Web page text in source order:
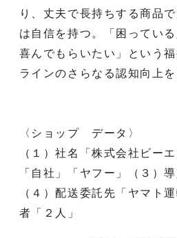
り、丈夫で長持ちする商品
は自信を持つ。「困ってい
喜んでもらいたい」という
ラインのさらなる認知向上を
〈ショップ データ〉
（１）社名「株式会社ビー
「自社」「ヤフー」（３）
（４）配送委託先「ヤマト
者「２人」